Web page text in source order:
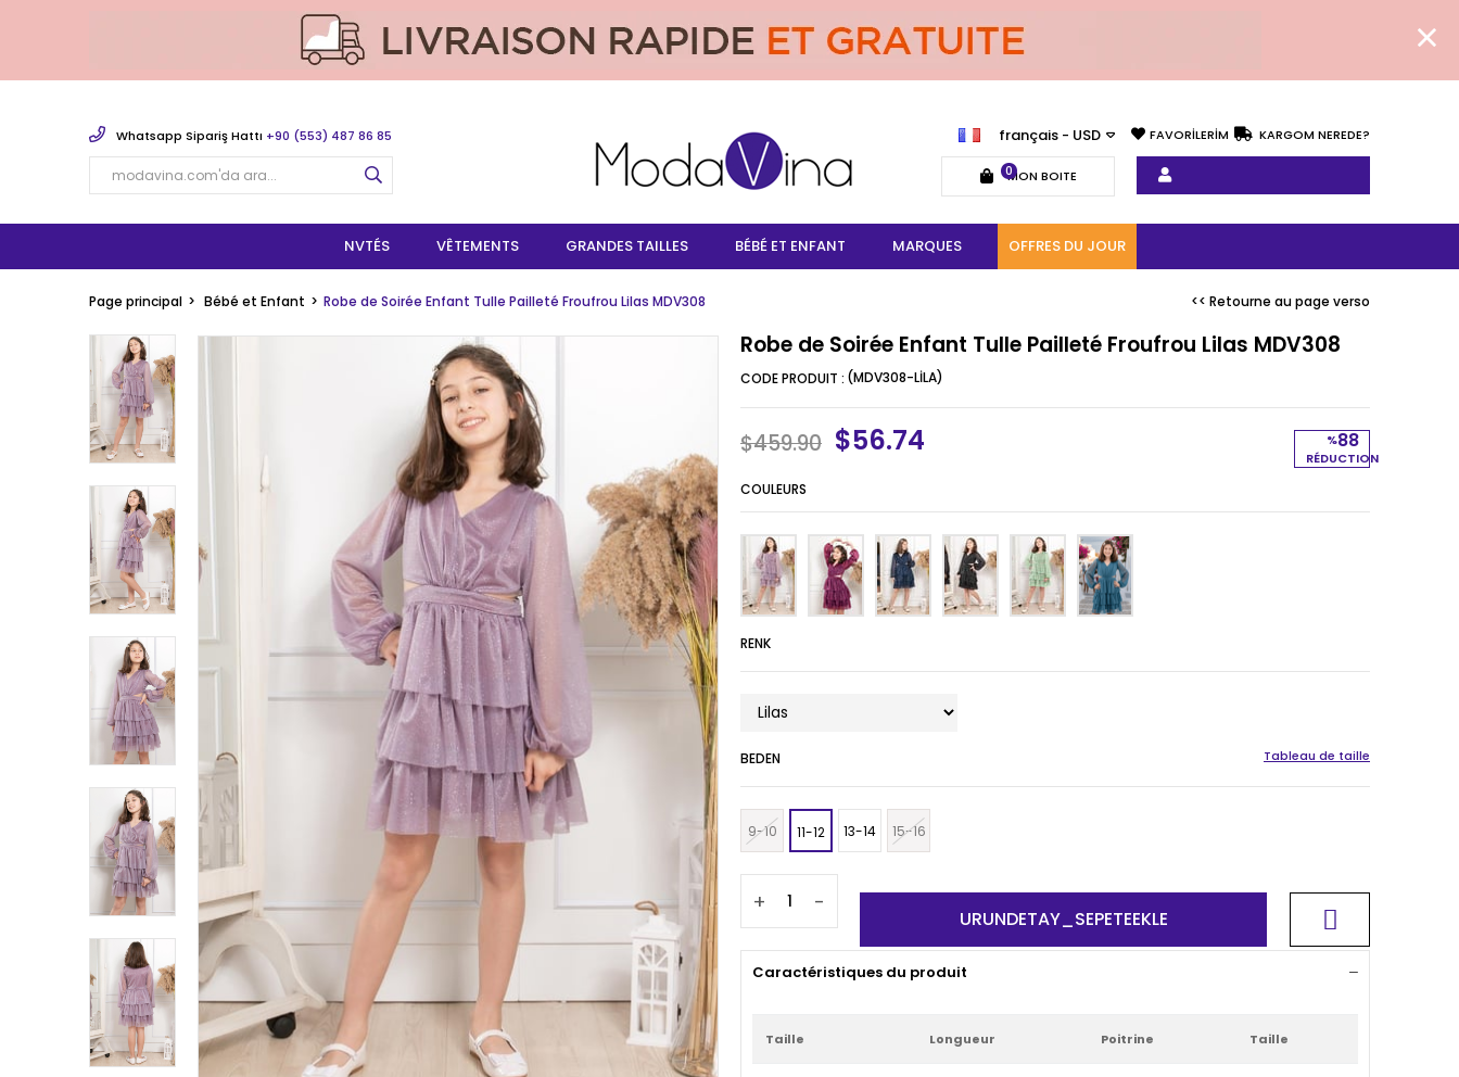
français - USD
MON BOITE
0
Whatsapp Sipariş Hattı +90 (553) 487 86 85 KARGOM NEREDE?
FAVORİLERİM
NVTÉS VÊTEMENTS GRANDES TAILLES BÉBÉ ET ENFANT MARQUES OFFRES DU JOUR
Page principal Bébé et Enfant Robe de Soirée Enfant Tulle Pailleté Froufrou Lilas MDV308 << Retourne au page verso
Robe de Soirée Enfant Tulle Pailleté Froufrou Lilas MDV308
(MDV308-LİLA)
%88
RÉDUCTION
$459.90 $56.74
COULEURS
RENK
BEDEN
9-10 11-12 13-14 15-16
+ -
Caractéristiques du produit
Taille Longueur Poitrine Taille